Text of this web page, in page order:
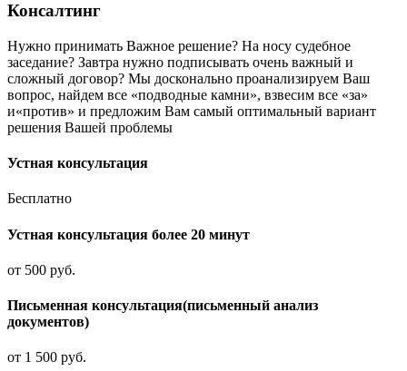
Консалтинг
Нужно принимать Важное решение? На носу судебное
заседание? Завтра нужно подписывать очень важный и
сложный договор? Мы досконально проанализируем Ваш
вопрос, найдем все «подводные камни», взвесим все «за»
и«против» и предложим Вам самый оптимальный вариант
решения Вашей проблемы
Устная консультация
Бесплатно
Устная консультация более 20 минут
от 500 руб.
Письменная консультация(письменный анализ
документов)
от 1 500 руб.